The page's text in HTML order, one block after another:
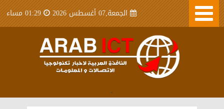
الجمعة,07 أغسطس 2026 01:29 مساء
.